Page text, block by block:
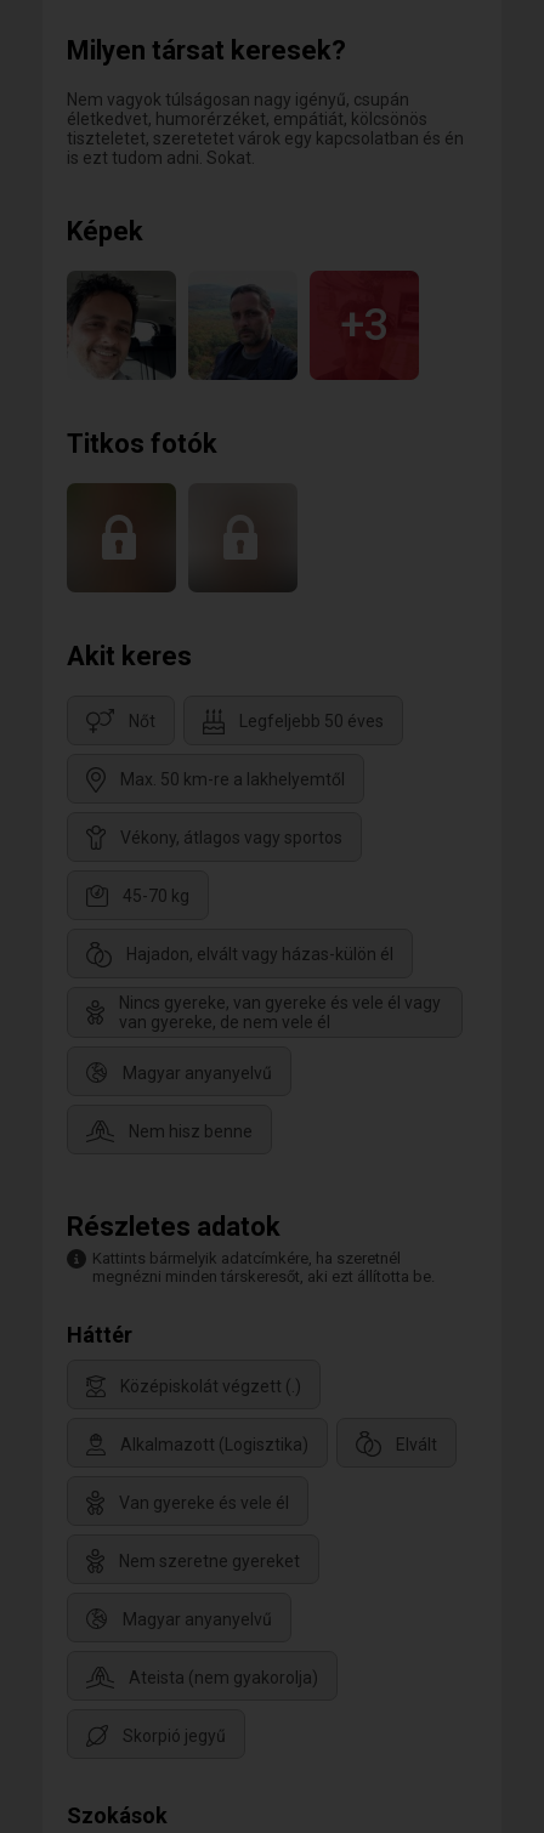
Milyen társat keresek?
Nem vagyok túlságosan nagy igényű, csupán
életkedvet, humorérzéket, empátiát, kölcsönös
tiszteletet, szeretetet várok egy kapcsolatban és én
is ezt tudom adni. Sokat.
Képek
+3
Titkos fotók
Akit keres
Nőt Legfeljebb 50 éves
Max. 50 km-re a lakhelyemtől
Vékony, átlagos vagy sportos
45-70 kg
Hajadon, elvált vagy házas-külön él
Nincs gyereke, van gyereke és vele él vagy
van gyereke, de nem vele él
Magyar anyanyelvű
Nem hisz benne
Részletes adatok
Kattints bármelyik adatcímkére, ha szeretnél
megnézni minden társkeresőt, aki ezt állította be.
Háttér
Középiskolát végzett (.)
Alkalmazott (Logisztika) Elvált
Van gyereke és vele él
Nem szeretne gyereket
Magyar anyanyelvű
Ateista (nem gyakorolja)
Skorpió jegyű
Szokások